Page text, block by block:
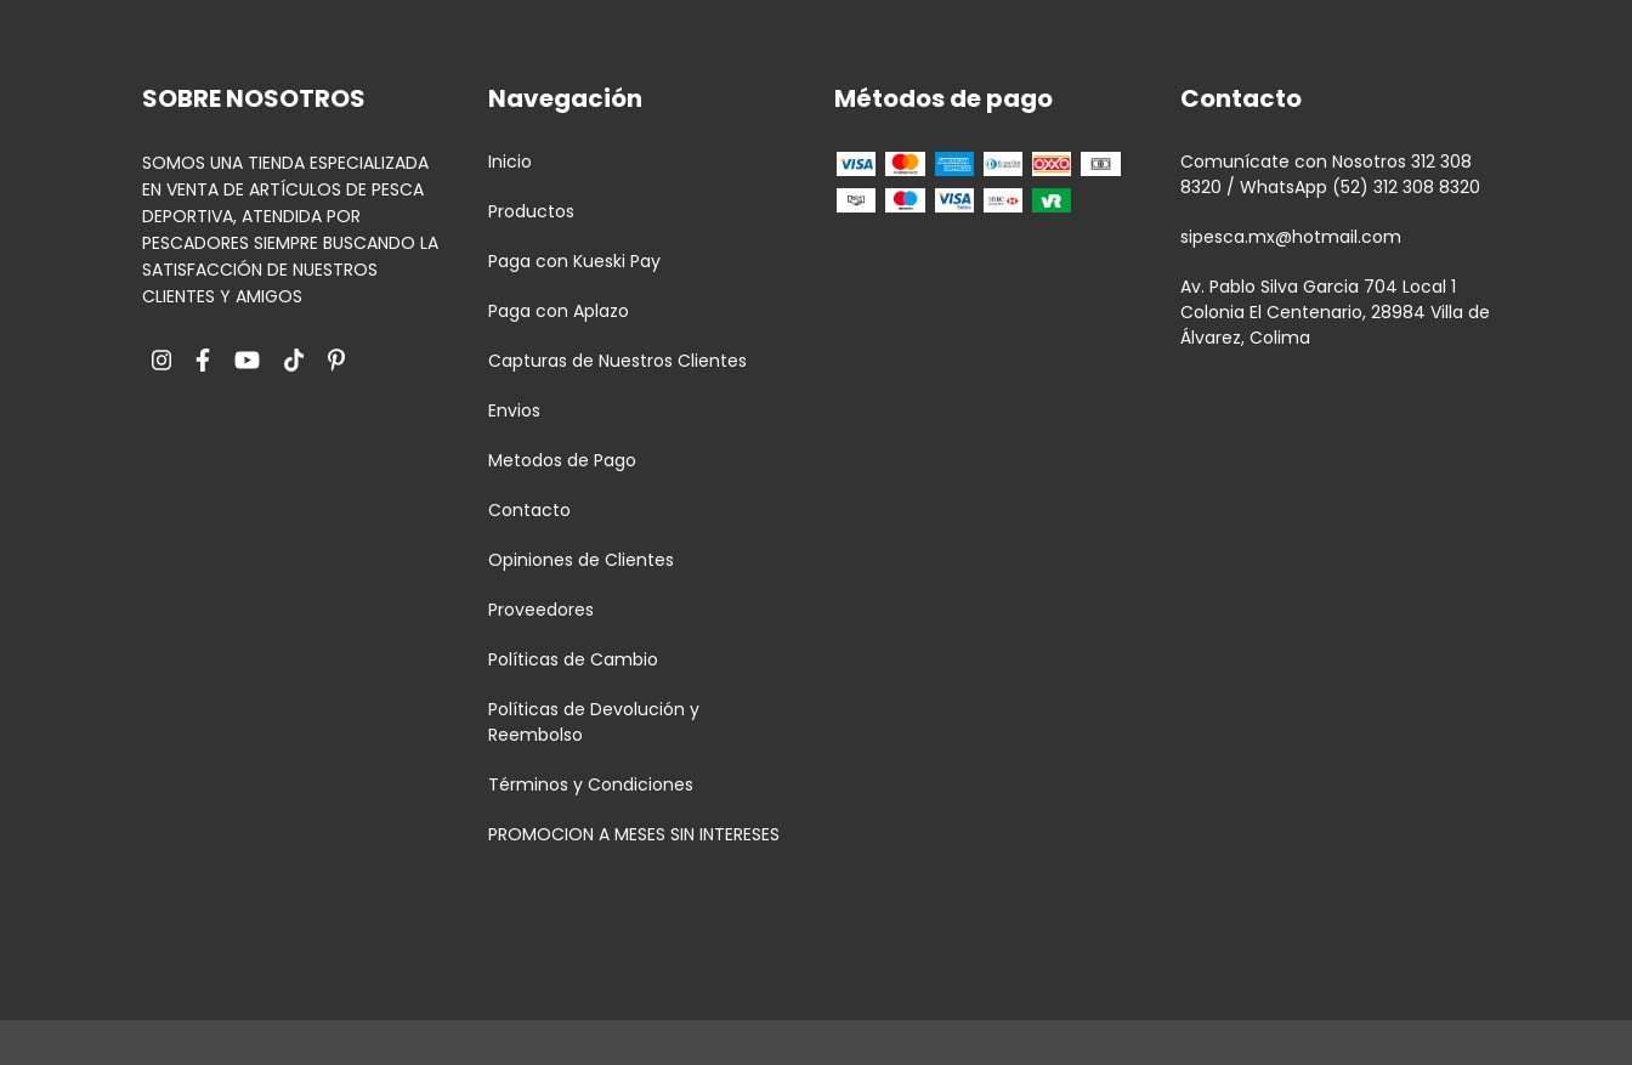
SOBRE NOSOTROS
SOMOS UNA TIENDA ESPECIALIZADA
EN VENTA DE ARTÍCULOS DE PESCA
DEPORTIVA, ATENDIDA POR
PESCADORES SIEMPRE BUSCANDO LA
SATISFACCIÓN DE NUESTROS
CLIENTES Y AMIGOS
Navegación
Inicio
Productos
Paga con Kueski Pay
Paga con Aplazo
Capturas de Nuestros Clientes
Envios
Metodos de Pago
Contacto
Opiniones de Clientes
Proveedores
Políticas de Cambio
Políticas de Devolución y
Reembolso
Términos y Condiciones
PROMOCION A MESES SIN INTERESES
Métodos de pago Contacto
Comunícate con Nosotros 312 308
8320 / WhatsApp (52) 312 308 8320
sipesca.mx@hotmail.com
Av. Pablo Silva Garcia 704 Local 1
Colonia El Centenario, 28984 Villa de
Álvarez, Colima